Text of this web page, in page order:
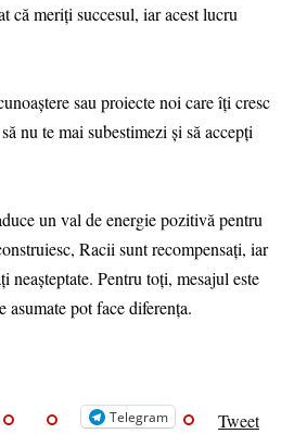
că meriți succesul, iar acest lucru
sau proiecte noi care îți cresc
nu te mai subestimezi și să accepți
un val de energie pozitivă pentru
Racii sunt recompensați, iar
neașteptate. Pentru toți, mesajul este
pot face diferența.
Telegram Tweet